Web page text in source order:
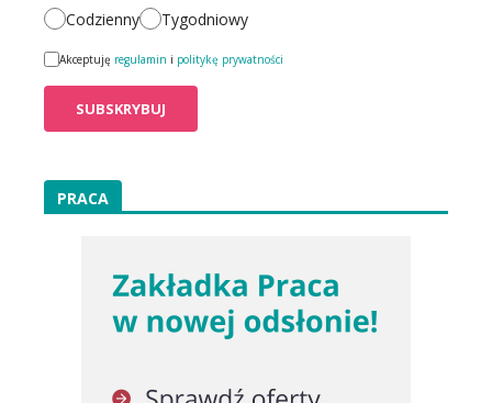
Codzienny Tygodniowy
Akceptuję regulamin i politykę prywatności
PRACA